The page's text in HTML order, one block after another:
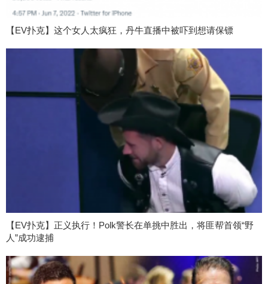
【EV扑克】这个女人太疯狂，丹牛直播中被吓到想请保镖
【EV扑克】正义执行！Polk警长在单挑中胜出，将匪帮首领“野
人”成功逮捕